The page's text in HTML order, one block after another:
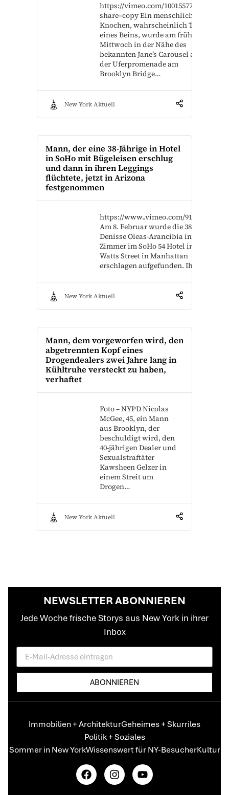
https://vimeo.com/1001557784?
share=copy Ein menschlicher
Knochen, wahrscheinlich Teil
eines Beins, wurde am frühen
Mittwoch in der Nähe des
bekannten Jane’s Carousel an
der Uferpromenade am
Brooklyn Bridge…
New York Aktuell
Mann, der eine 38-Jährige in Hotel
in SoHo mit Bügeleisen erschlug
und dann in ihren Leggings
flüchtete, jetzt in Arizona
festgenommen
https://www..vimeo.com/915517443?
Am 8. Februar wurde die 38-jährige
Denisse Oleas-Arancibia in einem
Zimmer im SoHo 54 Hotel in der
Watts Street in Manhattan
erschlagen aufgefunden. Ihre…
New York Aktuell
Mann, dem vorgeworfen wird, den
abgetrennten Kopf eines
Drogendealers zwei Jahre lang in
Kühltruhe versteckt zu haben,
verhaftet
Foto – NYPD Nicolas
McGee, 45, ein Mann
aus Brooklyn, der
beschuldigt wird, den
40-jährigen Dealer und
Sexualstraftäter
Kawsheen Gelzer in
einem Streit um
Drogen…
New York Aktuell
NEWSLETTER ABONNIEREN
Jede Woche frische Storys aus New York in ihrer
Inbox
ABONNIEREN
Immobilien + ArchitekturGeheimes + Skurriles
Politik + Soziales
Sommer in New YorkWissenswert für NY-BesucherKultur